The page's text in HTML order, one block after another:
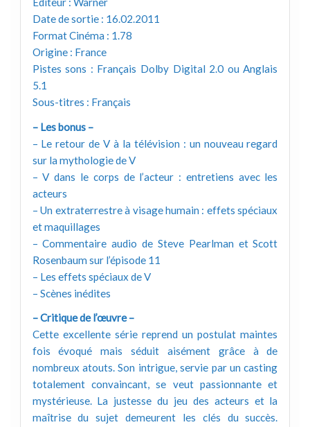
Date de sortie : 16.02.2011
Format Cinéma : 1.78
Origine : France
Pistes sons : Français Dolby Digital 2.0 ou Anglais
5.1
Sous-titres : Français
– Les bonus –
– Le retour de V à la télévision : un nouveau regard
sur la mythologie de V
– V dans le corps de l’acteur : entretiens avec les
acteurs
– Un extraterrestre à visage humain : effets spéciaux
et maquillages
– Commentaire audio de Steve Pearlman et Scott
Rosenbaum sur l’épisode 11
– Les effets spéciaux de V
– Scènes inédites
– Critique de l’œuvre –
Cette excellente série reprend un postulat maintes
fois évoqué mais séduit aisément grâce à de
nombreux atouts. Son intrigue, servie par un casting
totalement convaincant, se veut passionnante et
mystérieuse. La justesse du jeu des acteurs et la
maîtrise du sujet demeurent les clés du succès.